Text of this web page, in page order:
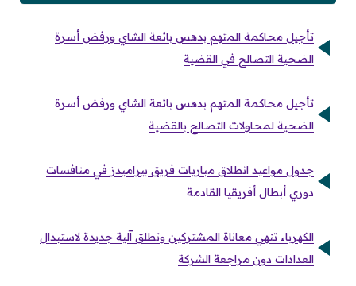
تأجيل محاكمة المتهم بدهس بائعة الشاي ورفض أسرة
الضحية التصالح في القضية
تأجيل محاكمة المتهم بدهس بائعة الشاي ورفض أسرة
الضحية لمحاولات التصالح بالقضية
جدول مواعيد انطلاق مباريات فريق بيراميدز في منافسات
دوري أبطال أفريقيا القادمة
الكهرباء تنهي معاناة المشتركين وتطلق آلية جديدة لاستبدال
العدادات دون مراجعة الشركة